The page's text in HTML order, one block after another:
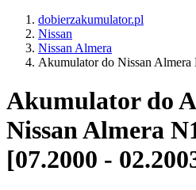
dobierzakumulator.pl
Nissan
Nissan Almera
Akumulator do Nissan Almera
Akumulator do
Nissan Almera
[07.2000 -